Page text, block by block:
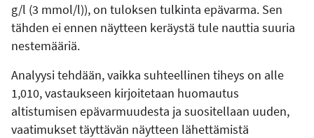
g/l (3 mmol/l)), on tuloksen tulkinta epävarma. Sen
tähden ei ennen näytteen keräystä tule nauttia suuria
nestemääriä.
Analyysi tehdään, vaikka suhteellinen tiheys on alle
1,010, vastaukseen kirjoitetaan huomautus
altistumisen epävarmuudesta ja suositellaan uuden,
vaatimukset täyttävän näytteen lähettämistä